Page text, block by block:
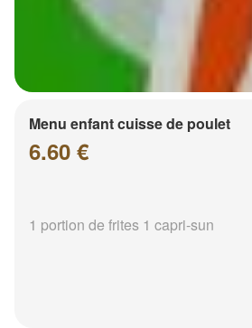
Menu enfant cuisse de poulet
6.60 €
1 portion de frites 1 capri-sun